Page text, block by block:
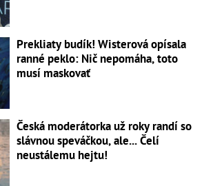
Prekliaty budík! Wisterová opísala
ranné peklo: Nič nepomáha, toto
musí maskovať
Česká moderátorka už roky randí so
slávnou speváčkou, ale... Čelí
neustálemu hejtu!